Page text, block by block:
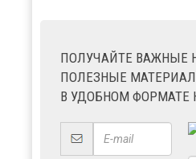
ПОЛУЧАЙТЕ ВАЖНЫЕ
ПОЛЕЗНЫЕ
В УДОБНОМ ФОРМАТЕ